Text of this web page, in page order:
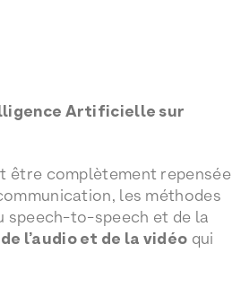
Artificielle sur
être complètement repensée
les méthodes
speech-to-speech et de la
l’audio et de la vidéo qui